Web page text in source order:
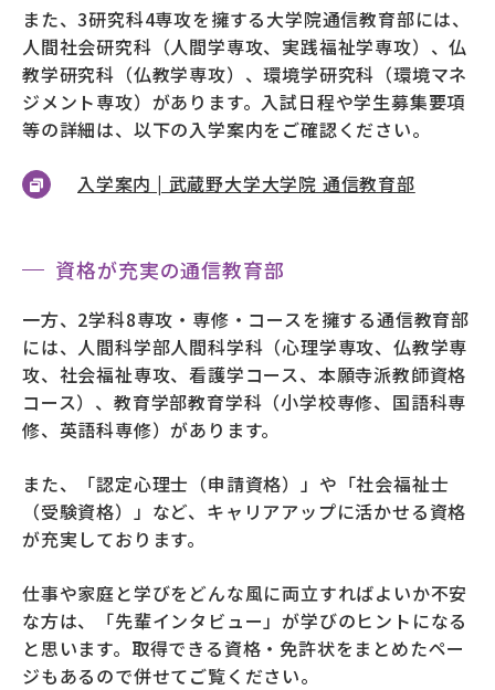
また、3研究科4専攻を擁する大学院通信教育部には、
人間社会研究科（人間学専攻、実践福祉学専攻）、仏
教学研究科（仏教学専攻）、環境学研究科（環境マネ
ジメント専攻）があります。入試日程や学生募集要項
等の詳細は、以下の入学案内をご確認ください。
入学案内 | 武蔵野大学大学院 通信教育部
資格が充実の通信教育部
一方、2学科8専攻・専修・コースを擁する通信教育部
には、人間科学部人間科学科（心理学専攻、仏教学専
攻、社会福祉専攻、看護学コース、本願寺派教師資格
コース）、教育学部教育学科（小学校専修、国語科専
修、英語科専修）があります。
また、「認定心理士（申請資格）」や「社会福祉士
（受験資格）」など、キャリアアップに活かせる資格
が充実しております。
仕事や家庭と学びをどんな風に両立すればよいか不安
な方は、「先輩インタビュー」が学びのヒントになる
と思います。取得できる資格・免許状をまとめたペー
ジもあるので併せてご覧ください。